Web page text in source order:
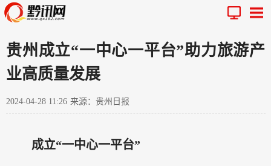
贵州成立“一中心一平台”助力旅游产
业高质量发展
2024-04-28 11:26 来源：贵州日报
成立“一中心一平台”